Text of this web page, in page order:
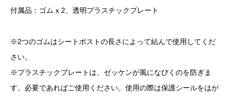
付属品：ゴム x 2、透明プラスチックプレート
※2つのゴムはシートポストの長さによって結んで使用してくだ
さい。
※プラスチックプレートは、ゼッケンが風になびくのを防ぎま
す。必要であればご使用ください。使用の際は保護シールをはが